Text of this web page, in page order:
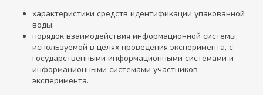
характеристики средств идентификации упакованной
воды;
порядок взаимодействия информационной системы,
используемой в целях проведения эксперимента, с
государственными информационными системами и
информационными системами участников
эксперимента.